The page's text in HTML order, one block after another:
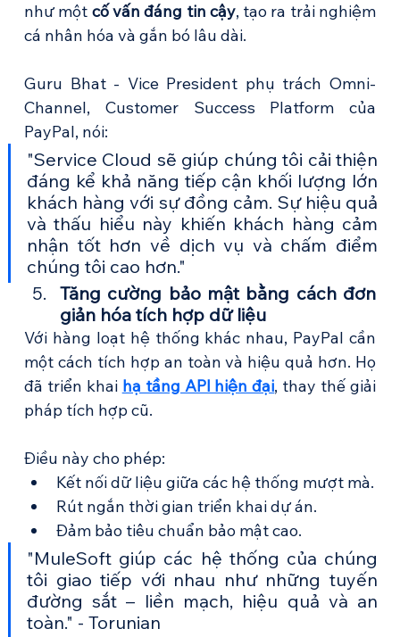
như một cố vấn đáng tin cậy, tạo ra trải nghiệm
cá nhân hóa và gắn bó lâu dài.
Guru Bhat - Vice President phụ trách Omni-
Channel, Customer Success Platform của
PayPal, nói:
"Service Cloud sẽ giúp chúng tôi cải thiện
đáng kể khả năng tiếp cận khối lượng lớn
khách hàng với sự đồng cảm. Sự hiệu quả
và thấu hiểu này khiến khách hàng cảm
nhận tốt hơn về dịch vụ và chấm điểm
chúng tôi cao hơn."
Tăng cường bảo mật bằng cách đơn
giản hóa tích hợp dữ liệu
Với hàng loạt hệ thống khác nhau, PayPal cần
một cách tích hợp an toàn và hiệu quả hơn. Họ
đã triển khai hạ tầng API hiện đại, thay thế giải
pháp tích hợp cũ.
Điều này cho phép:
Kết nối dữ liệu giữa các hệ thống mượt mà.
Rút ngắn thời gian triển khai dự án.
Đảm bảo tiêu chuẩn bảo mật cao.
"MuleSoft giúp các hệ thống của chúng
tôi giao tiếp với nhau như những tuyến
đường sắt – liền mạch, hiệu quả và an
toàn." - Torunian